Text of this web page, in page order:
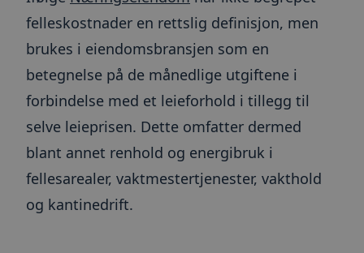
felleskostnader en rettslig definisjon, men
brukes i eiendomsbransjen som en
betegnelse på de månedlige utgiftene i
forbindelse med et leieforhold i tillegg til
selve leieprisen. Dette omfatter dermed
blant annet renhold og energibruk i
fellesarealer, vaktmestertjenester, vakthold
og kantinedrift.